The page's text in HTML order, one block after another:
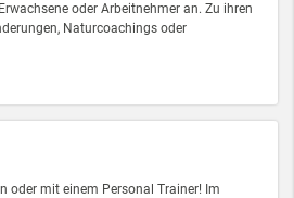
oder Arbeitnehmer an. Zu ihren
Naturcoachings oder
oder mit einem Personal Trainer! Im